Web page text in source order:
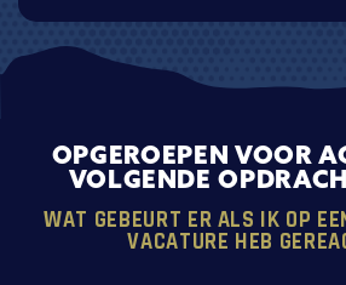
OPGEROEPEN VOOR
VOLGENDE
WAT GEBEURT ER ALS IK OP
VACATURE HEB